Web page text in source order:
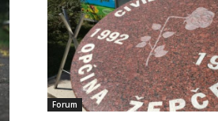
Forum